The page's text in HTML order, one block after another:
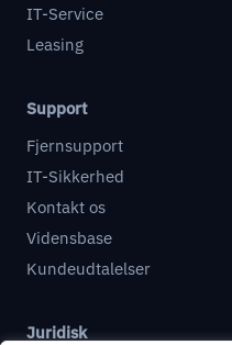
IT-Service
Leasing
Support
Fjernsupport
IT-Sikkerhed
Kontakt os
Vidensbase
Kundeudtalelser
Juridisk